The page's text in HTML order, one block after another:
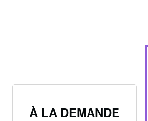
À LA DEMANDE